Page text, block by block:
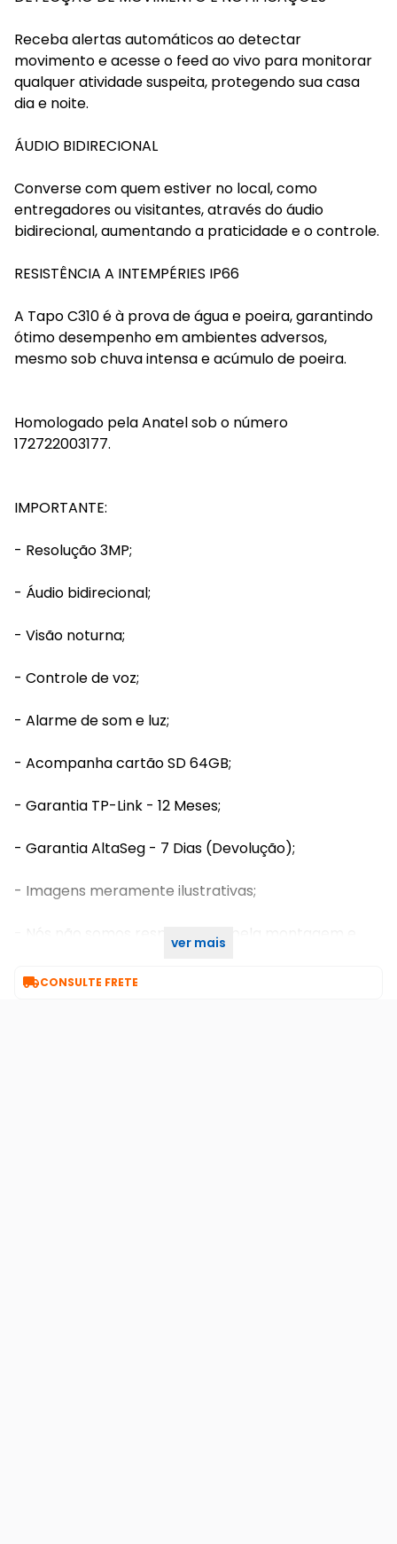
Receba alertas automáticos ao detectar
movimento e acesse o feed ao vivo para monitorar
qualquer atividade suspeita, protegendo sua casa
dia e noite.
ÁUDIO BIDIRECIONAL
Converse com quem estiver no local, como
entregadores ou visitantes, através do áudio
bidirecional, aumentando a praticidade e o controle.
RESISTÊNCIA A INTEMPÉRIES IP66
A Tapo C310 é à prova de água e poeira, garantindo
ótimo desempenho em ambientes adversos,
mesmo sob chuva intensa e acúmulo de poeira.
Homologado pela Anatel sob o número
172722003177.
IMPORTANTE:
- Resolução 3MP;
- Áudio bidirecional;
- Visão noturna;
- Controle de voz;
- Alarme de som e luz;
- Acompanha cartão SD 64GB;
- Garantia TP-Link - 12 Meses;
- Garantia AltaSeg - 7 Dias (Devolução);
- Imagens meramente ilustrativas;
- Nós não somos responsáveis pela montagem e
ver mais
CONSULTE FRETE